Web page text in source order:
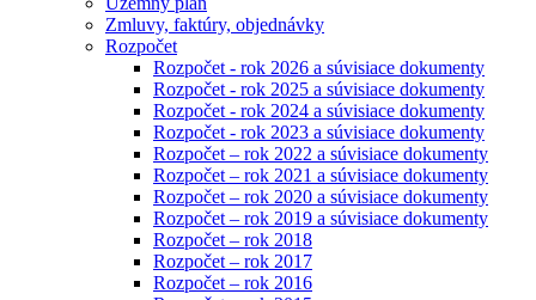
Zmluvy, faktúry, objednávky
Rozpočet
Rozpočet - rok 2026 a súvisiace dokumenty
Rozpočet - rok 2025 a súvisiace dokumenty
Rozpočet - rok 2024 a súvisiace dokumenty
Rozpočet - rok 2023 a súvisiace dokumenty
Rozpočet – rok 2022 a súvisiace dokumenty
Rozpočet – rok 2021 a súvisiace dokumenty
Rozpočet – rok 2020 a súvisiace dokumenty
Rozpočet – rok 2019 a súvisiace dokumenty
Rozpočet – rok 2018
Rozpočet – rok 2017
Rozpočet – rok 2016